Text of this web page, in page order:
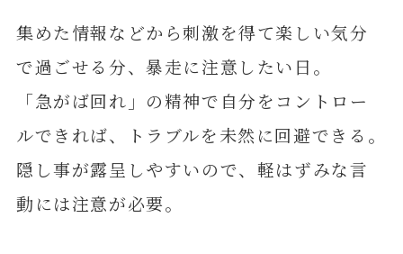
集めた情報などから刺激を得て楽しい気分
で過ごせる分、暴走に注意したい日。
「急がば回れ」の精神で自分をコントロー
ルできれば、トラブルを未然に回避できる。
隠し事が露呈しやすいので、軽はずみな言
動には注意が必要。